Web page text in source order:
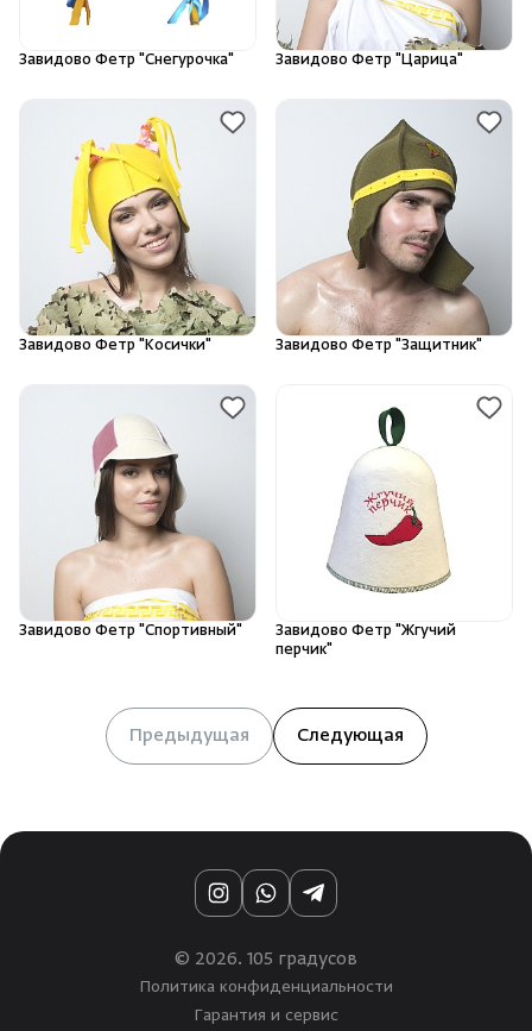
Завидово Фетр "Снегурочка" Завидово Фетр "Царица"
Завидово Фетр "Косички" Завидово Фетр "Защитник"
Завидово Фетр "Спортивный"
Завидово Фетр "Жгучий
перчик"
Предыдущая Следующая
InstagramWhatsAppTelegram
© 2026. 105 градусов
Политика конфиденциальности
Гарантия и сервис